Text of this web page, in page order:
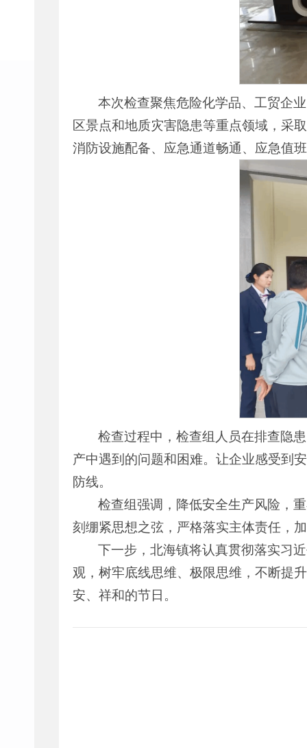
本次检查聚焦危险化学品、工贸企
区景点和地质灾害隐患等重点领域，采
消防设施配备、应急通道畅通、应急值
检查过程中，检查组人员在排查隐
产中遇到的问题和困难。让企业感受到
防线。
检查组强调，降低安全生产风险，
刻绷紧思想之弦，严格落实主体责任，
下一步，北海镇将认真贯彻落实习
观，树牢底线思维、极限思维，不断提
安、祥和的节日。